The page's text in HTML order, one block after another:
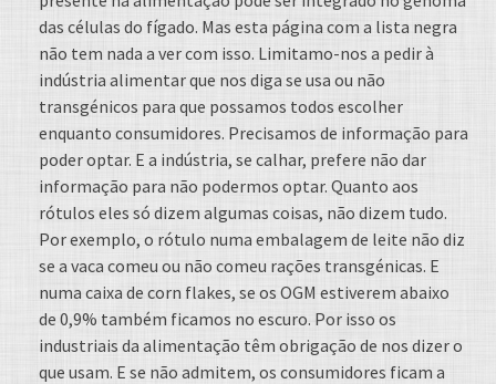
das células do fígado. Mas esta página com a lista negra
não tem nada a ver com isso. Limitamo-nos a pedir à
indústria alimentar que nos diga se usa ou não
transgénicos para que possamos todos escolher
enquanto consumidores. Precisamos de informação para
poder optar. E a indústria, se calhar, prefere não dar
informação para não podermos optar. Quanto aos
rótulos eles só dizem algumas coisas, não dizem tudo.
Por exemplo, o rótulo numa embalagem de leite não diz
se a vaca comeu ou não comeu rações transgénicas. E
numa caixa de corn flakes, se os OGM estiverem abaixo
de 0,9% também ficamos no escuro. Por isso os
industriais da alimentação têm obrigação de nos dizer o
que usam. E se não admitem, os consumidores ficam a